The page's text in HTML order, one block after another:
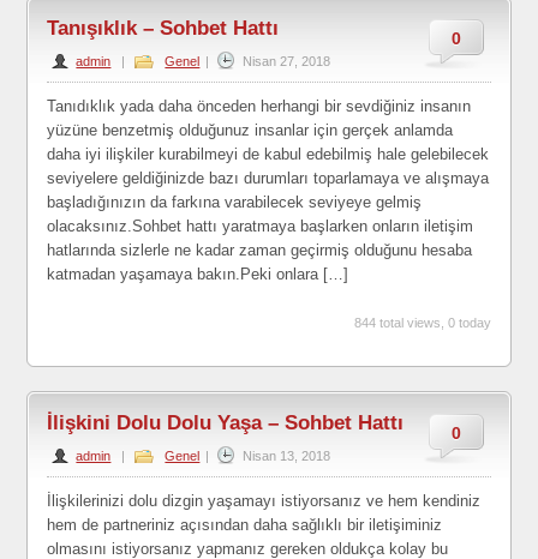
0
Tanışıklık – Sohbet Hattı
admin | Genel | Nisan 27, 2018
Tanıdıklık yada daha önceden herhangi bir sevdiğiniz insanın
yüzüne benzetmiş olduğunuz insanlar için gerçek anlamda
daha iyi ilişkiler kurabilmeyi de kabul edebilmiş hale gelebilecek
seviyelere geldiğinizde bazı durumları toparlamaya ve alışmaya
başladığınızın da farkına varabilecek seviyeye gelmiş
olacaksınız.Sohbet hattı yaratmaya başlarken onların iletişim
hatlarında sizlerle ne kadar zaman geçirmiş olduğunu hesaba
katmadan yaşamaya bakın.Peki onlara […]
844 total views, 0 today
0
İlişkini Dolu Dolu Yaşa – Sohbet Hattı
admin | Genel | Nisan 13, 2018
İlişkilerinizi dolu dizgin yaşamayı istiyorsanız ve hem kendiniz
hem de partneriniz açısından daha sağlıklı bir iletişiminiz
olmasını istiyorsanız yapmanız gereken oldukça kolay bu